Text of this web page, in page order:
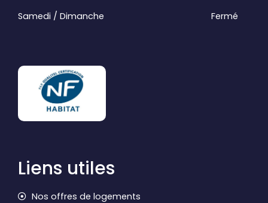
Samedi / Dimanche Fermé
Liens utiles
Nos offres de logements